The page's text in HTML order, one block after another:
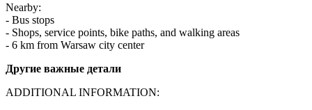
Nearby:
- Bus stops
- Shops, service points, bike paths, and walking areas
- 6 km from Warsaw city center
Другие важные детали
ADDITIONAL INFORMATION: